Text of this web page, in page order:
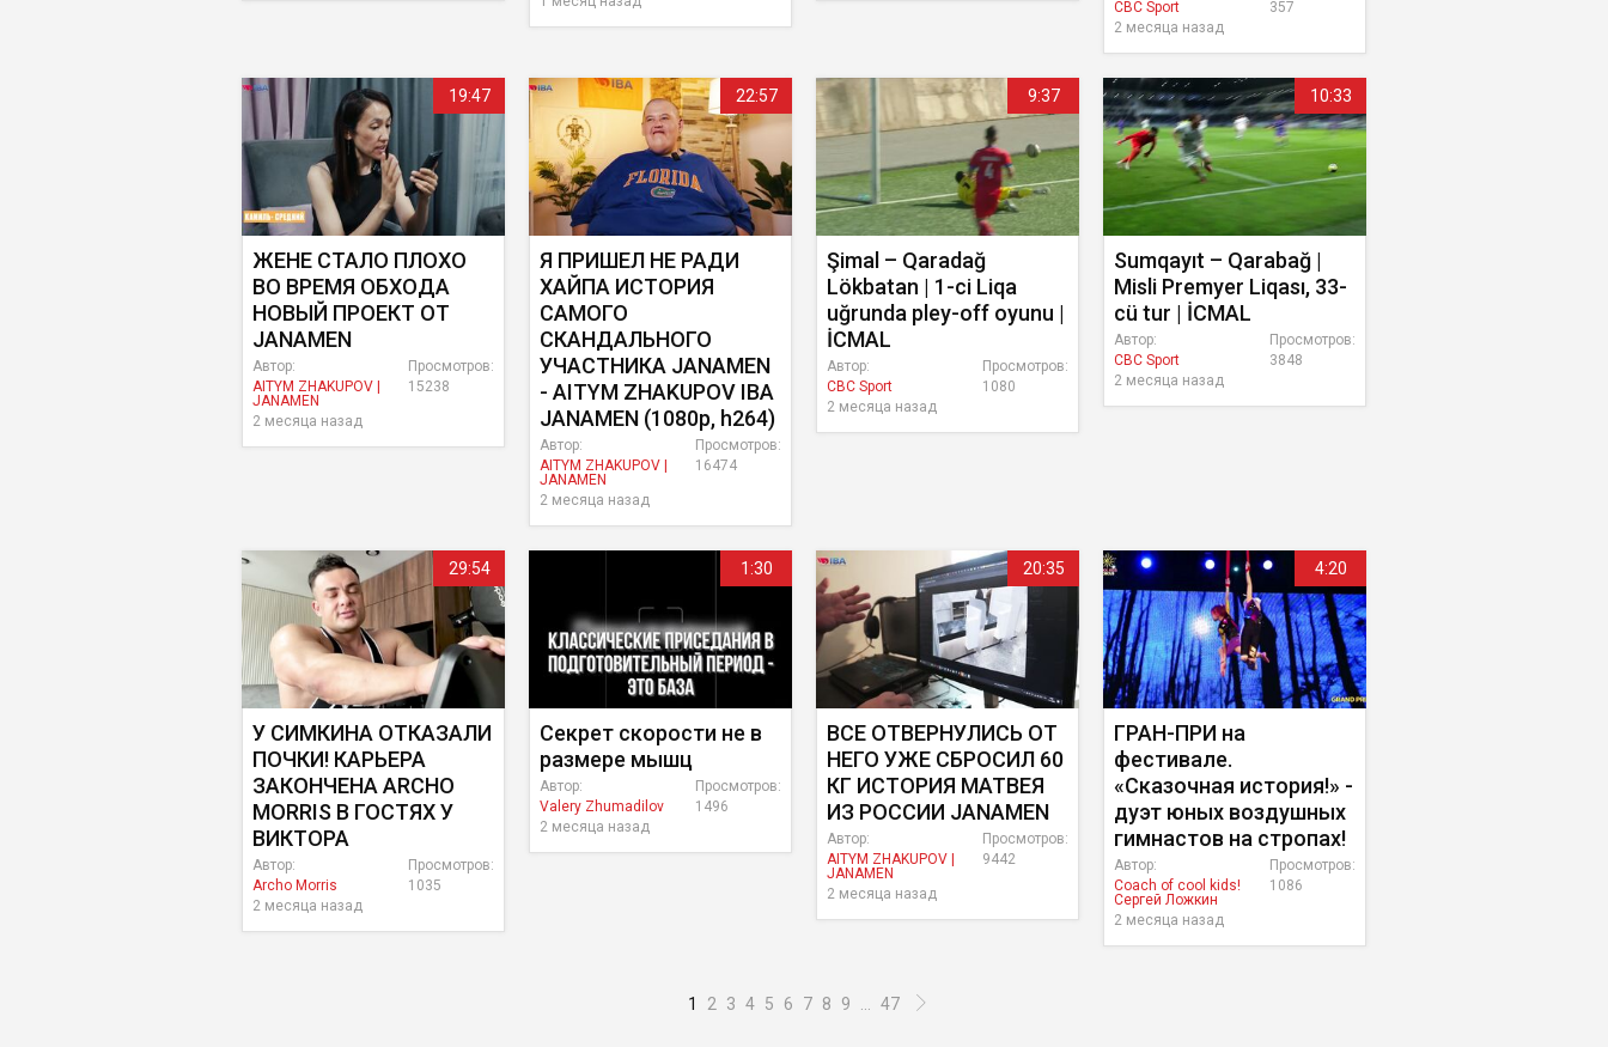
357
CBC Sport
2 месяца назад
19:47
ЖЕНЕ СТАЛО ПЛОХО
ВО ВРЕМЯ ОБХОДА
НОВЫЙ ПРОЕКТ ОТ
JANAMEN
Просмотров:
15238
Автор:
AITYM ZHAKUPOV |
JANAMEN
2 месяца назад
22:57
Я ПРИШЕЛ НЕ РАДИ
ХАЙПА ИСТОРИЯ
САМОГО
СКАНДАЛЬНОГО
УЧАСТНИКА JANAMEN
- AITYM ZHAKUPOV IBA
JANAMEN (1080p, h264)
Просмотров:
16474
Автор:
AITYM ZHAKUPOV |
JANAMEN
2 месяца назад
9:37
Şimal – Qaradağ
Lökbatan | 1-ci Liqa
uğrunda pley-off oyunu |
İCMAL
Просмотров:
1080
Автор:
CBC Sport
2 месяца назад
10:33
Sumqayıt – Qarabağ |
Misli Premyer Liqası, 33-
cü tur | İCMAL
Просмотров:
3848
Автор:
CBC Sport
2 месяца назад
29:54
У СИМКИНА ОТКАЗАЛИ
ПОЧКИ! КАРЬЕРА
ЗАКОНЧЕНА ARCHO
MORRIS В ГОСТЯХ У
ВИКТОРА
Просмотров:
1035
Автор:
Archo Morris
2 месяца назад
1:30
Секрет скорости не в
размере мышц
Просмотров:
1496
Автор:
Valery Zhumadilov
2 месяца назад
20:35
ВСЕ ОТВЕРНУЛИСЬ ОТ
НЕГО УЖЕ СБРОСИЛ 60
КГ ИСТОРИЯ МАТВЕЯ
ИЗ РОССИИ JANAMEN
Просмотров:
9442
Автор:
AITYM ZHAKUPOV |
JANAMEN
2 месяца назад
4:20
ГРАН-ПРИ на
фестивале.
«Сказочная история!» -
дуэт юных воздушных
гимнастов на стропах!
Просмотров:
1086
Автор:
Coach of cool kids!
Сергей Ложкин
2 месяца назад
1 2 3 4 5 6 7 8 9 47